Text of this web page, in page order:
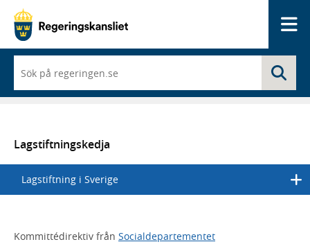
du
börjar
skriva
en
lista
med
sökförslag
Lagstiftningskedja
Lagstiftning i Sverige
Kommittédirektiv från Socialdepartementet